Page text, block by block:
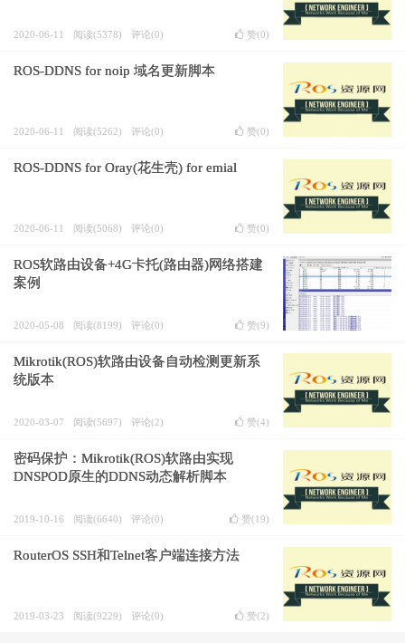
2020-06-11 阅读(5378) 评论(0) 赞(0)
ROS-DDNS for noip 域名更新脚本
2020-06-11 阅读(5262) 评论(0) 赞(0)
ROS-DDNS for Oray(花生壳) for emial
2020-06-11 阅读(5068) 评论(0) 赞(0)
ROS软路由设备+4G卡托(路由器)网络搭建
案例
2020-05-08 阅读(8199) 评论(0) 赞(9)
Mikrotik(ROS)软路由设备自动检测更新系
统版本
2020-03-07 阅读(5697) 评论(2) 赞(4)
密码保护：Mikrotik(ROS)软路由实现
DNSPOD原生的DDNS动态解析脚本
2019-10-16 阅读(6640) 评论(0) 赞(19)
RouterOS SSH和Telnet客户端连接方法
2019-03-23 阅读(9229) 评论(0) 赞(2)